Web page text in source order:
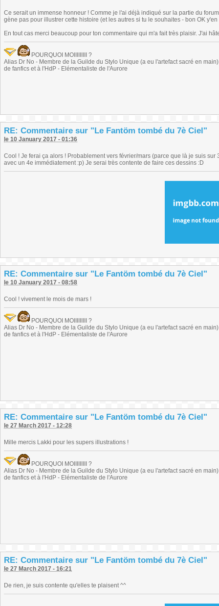
Ce serait un immense honneur ! Comme je l'ai déjà indiqué sur la partie du
gène pas pour illustrer cette histoire (et les autres si tu le souhaites - bon OK
En tout cas merci beaucoup pour ton commentaire qui m'a fait très plaisir. J'ai
POURQUOI MOIIIIIIIII ?
Alias Dr No - Membre de la Guilde du Stylo Unique (a eu l'artefact sacré en
de fanfics et à l'HdP - Elémentaliste de l'Aurore
RE: Commentaire sur "Le Fantöm tombé du 7è Ciel"
le 10 January 2017 - 01:36
Cool ! Je ferai ça alors ! Probablement vers février/mars (parce que là je suis
avec un 4e immédiatement :p) Je serai très contente de faire ces dessins :D
RE: Commentaire sur "Le Fantöm tombé du 7è Ciel"
le 10 January 2017 - 08:58
Cool ! vivement le mois de mars !
POURQUOI MOIIIIIIIII ?
Alias Dr No - Membre de la Guilde du Stylo Unique (a eu l'artefact sacré en
de fanfics et à l'HdP - Elémentaliste de l'Aurore
RE: Commentaire sur "Le Fantöm tombé du 7è Ciel"
le 27 March 2017 - 12:28
Mille mercis Lakki pour les supers illustrations !
POURQUOI MOIIIIIIIII ?
Alias Dr No - Membre de la Guilde du Stylo Unique (a eu l'artefact sacré en
de fanfics et à l'HdP - Elémentaliste de l'Aurore
RE: Commentaire sur "Le Fantöm tombé du 7è Ciel"
le 27 March 2017 - 16:21
De rien, je suis contente qu'elles te plaisent ^^